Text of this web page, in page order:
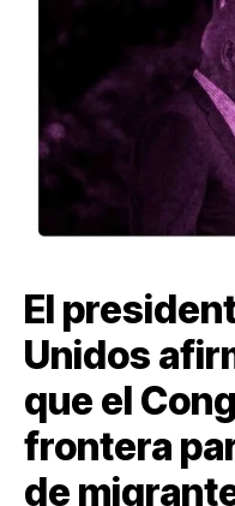
El
Unidos
que el
frontera
de